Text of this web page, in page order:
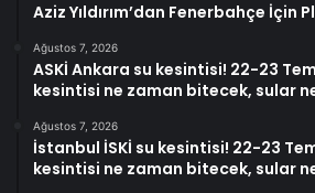
Aziz Yıldırım’dan Fenerbahçe İçin
Ağustos 7, 2026
ASKİ Ankara su kesintisi! 22-23
kesintisi ne zaman bitecek, sular
Ağustos 7, 2026
İstanbul İSKİ su kesintisi! 22-23
kesintisi ne zaman bitecek, sular